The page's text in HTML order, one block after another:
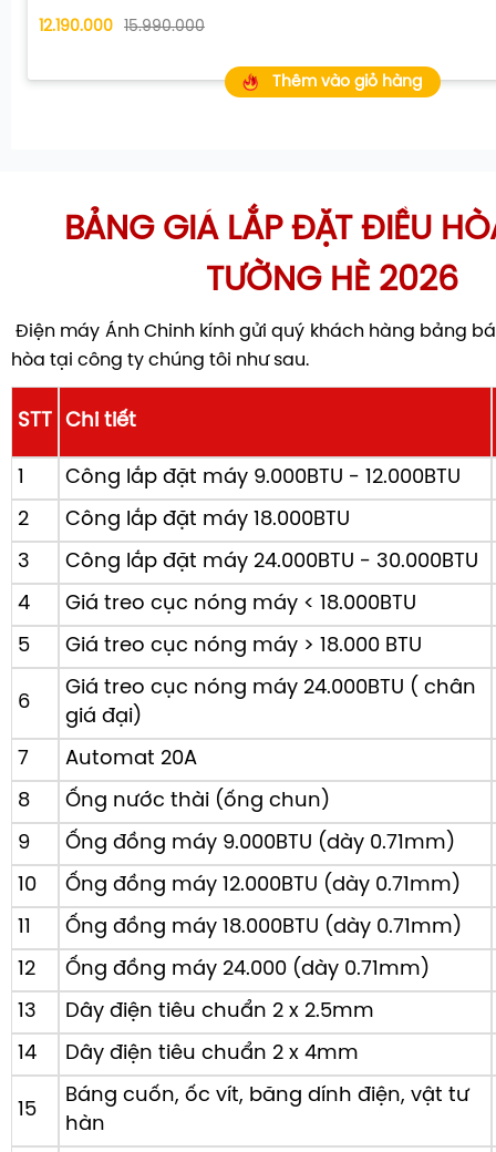
điều chỉnh tốc độ quay để duy trì nhiệt độ ổn định. Kết
ngừa tình trạng quá tải khi có nhiều thiết bị điện khác
Điều này giúp giảm đáng kể chi phí tiền điện hàng
Mắt thần thông minh 2 khu vực
Đây là một trong những tính năng "đắt giá" nhất của
biến hồng ngoại sẽ tự động nhận biết chuyển động
phòng. Nếu không có chuyển động trong vòng 20
tăng/giảm nhiệt độ cài đặt khoảng 2 độ C để tiết kiệm
cơ chế2 khu vực, bạn có thể tùy chỉnh luồng gió thổi
để làm mát nhanh hoặc thổi lệch sang hướng khác để
lạnh buốt, bảo vệ sức khỏe cho người già và trẻ nhỏ.
12.190.000 15.990.000
Thêm vào giỏ hàng
BẢNG GIÁ LẮP ĐẶT ĐIỀU
TƯỜNG HÈ 2026
Điện máy Ánh Chinh kính gửi quý khách hàng bảng
hòa tại công ty chúng tôi như sau.
STT Chi tiết
1
Công lắp đặt máy 9.000BTU - 12.000BTU
2
Công lắp đặt máy 18.000BTU
3
Công lắp đặt máy 24.000BTU - 30.000BTU
4
Giá treo cục nóng máy < 18.000BTU
5
Giá treo cục nóng máy > 18.000 BTU
6
Giá treo cục nóng máy 24.000BTU ( chân
giá đại)
7
Automat 20A
8
Ống nước thài (ống chun)
9
Ống đồng máy 9.000BTU (dày 0.71mm)
10
Ống đồng máy 12.000BTU (dày 0.71mm)
11
Ống đồng máy 18.000BTU (dày 0.71mm)
12
Ống đồng máy 24.000 (dày 0.71mm)
13
Dây điện tiêu chuẩn 2 x 2.5mm
14
Dây điện tiêu chuẩn 2 x 4mm
15
Báng cuốn, ốc vít, băng dính điện, vật tư
hàn